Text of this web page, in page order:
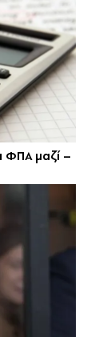
ΦΠΑ μαζί –